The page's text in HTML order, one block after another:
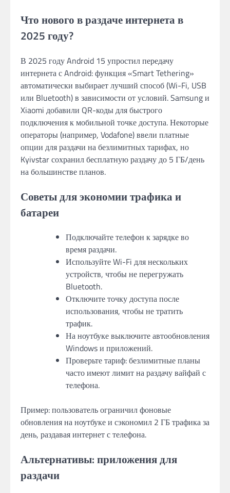
Что нового в раздаче интернета в
2025 году?
В 2025 году Android 15 упростил передачу
интернета с Android: функция «Smart Tethering»
автоматически выбирает лучший способ (Wi-Fi, USB
или Bluetooth) в зависимости от условий. Samsung и
Xiaomi добавили QR-коды для быстрого
подключения к мобильной точке доступа. Некоторые
операторы (например, Vodafone) ввели платные
опции для раздачи на безлимитных тарифах, но
Kyivstar сохранил бесплатную раздачу до 5 ГБ/день
на большинстве планов.
Советы для экономии трафика и
батареи
Подключайте телефон к зарядке во
время раздачи.
Используйте Wi-Fi для нескольких
устройств, чтобы не перегружать
Bluetooth.
Отключите точку доступа после
использования, чтобы не тратить
трафик.
На ноутбуке выключите автообновления
Windows и приложений.
Проверьте тариф: безлимитные планы
часто имеют лимит на раздачу вайфай с
телефона.
Пример: пользователь ограничил фоновые
обновления на ноутбуке и сэкономил 2 ГБ трафика за
день, раздавая интернет с телефона.
Альтернативы: приложения для
раздачи